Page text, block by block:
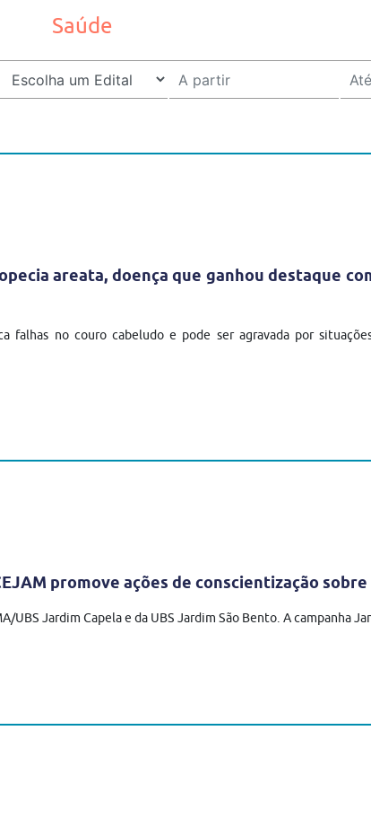
Saúde
areata, doença que ganhou destaque
falhas no couro cabeludo e pode ser agravada por
promove ações de conscientização sobre
UBS Jardim Capela e da UBS Jardim São Bento. A campanha